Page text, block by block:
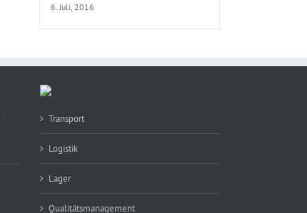
6. Juli, 2016
Transport
Logistik
Lager
Qualitätsmanagement